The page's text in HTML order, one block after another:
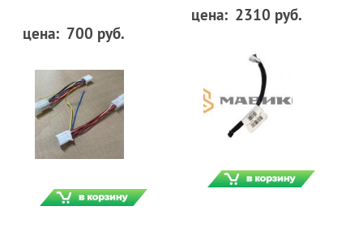
цена: 700 руб.
цена: 2310 руб.